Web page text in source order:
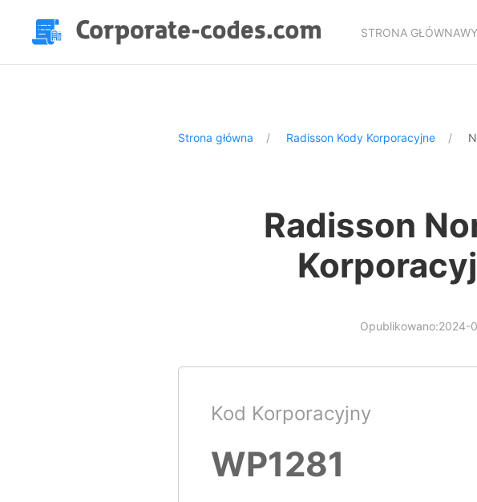
STRONA GŁÓWNA
Strona główna Radisson Kody Korporacyjne
Radisson
Opublikowano:2024-
Kod Korporacyjny
WP1281